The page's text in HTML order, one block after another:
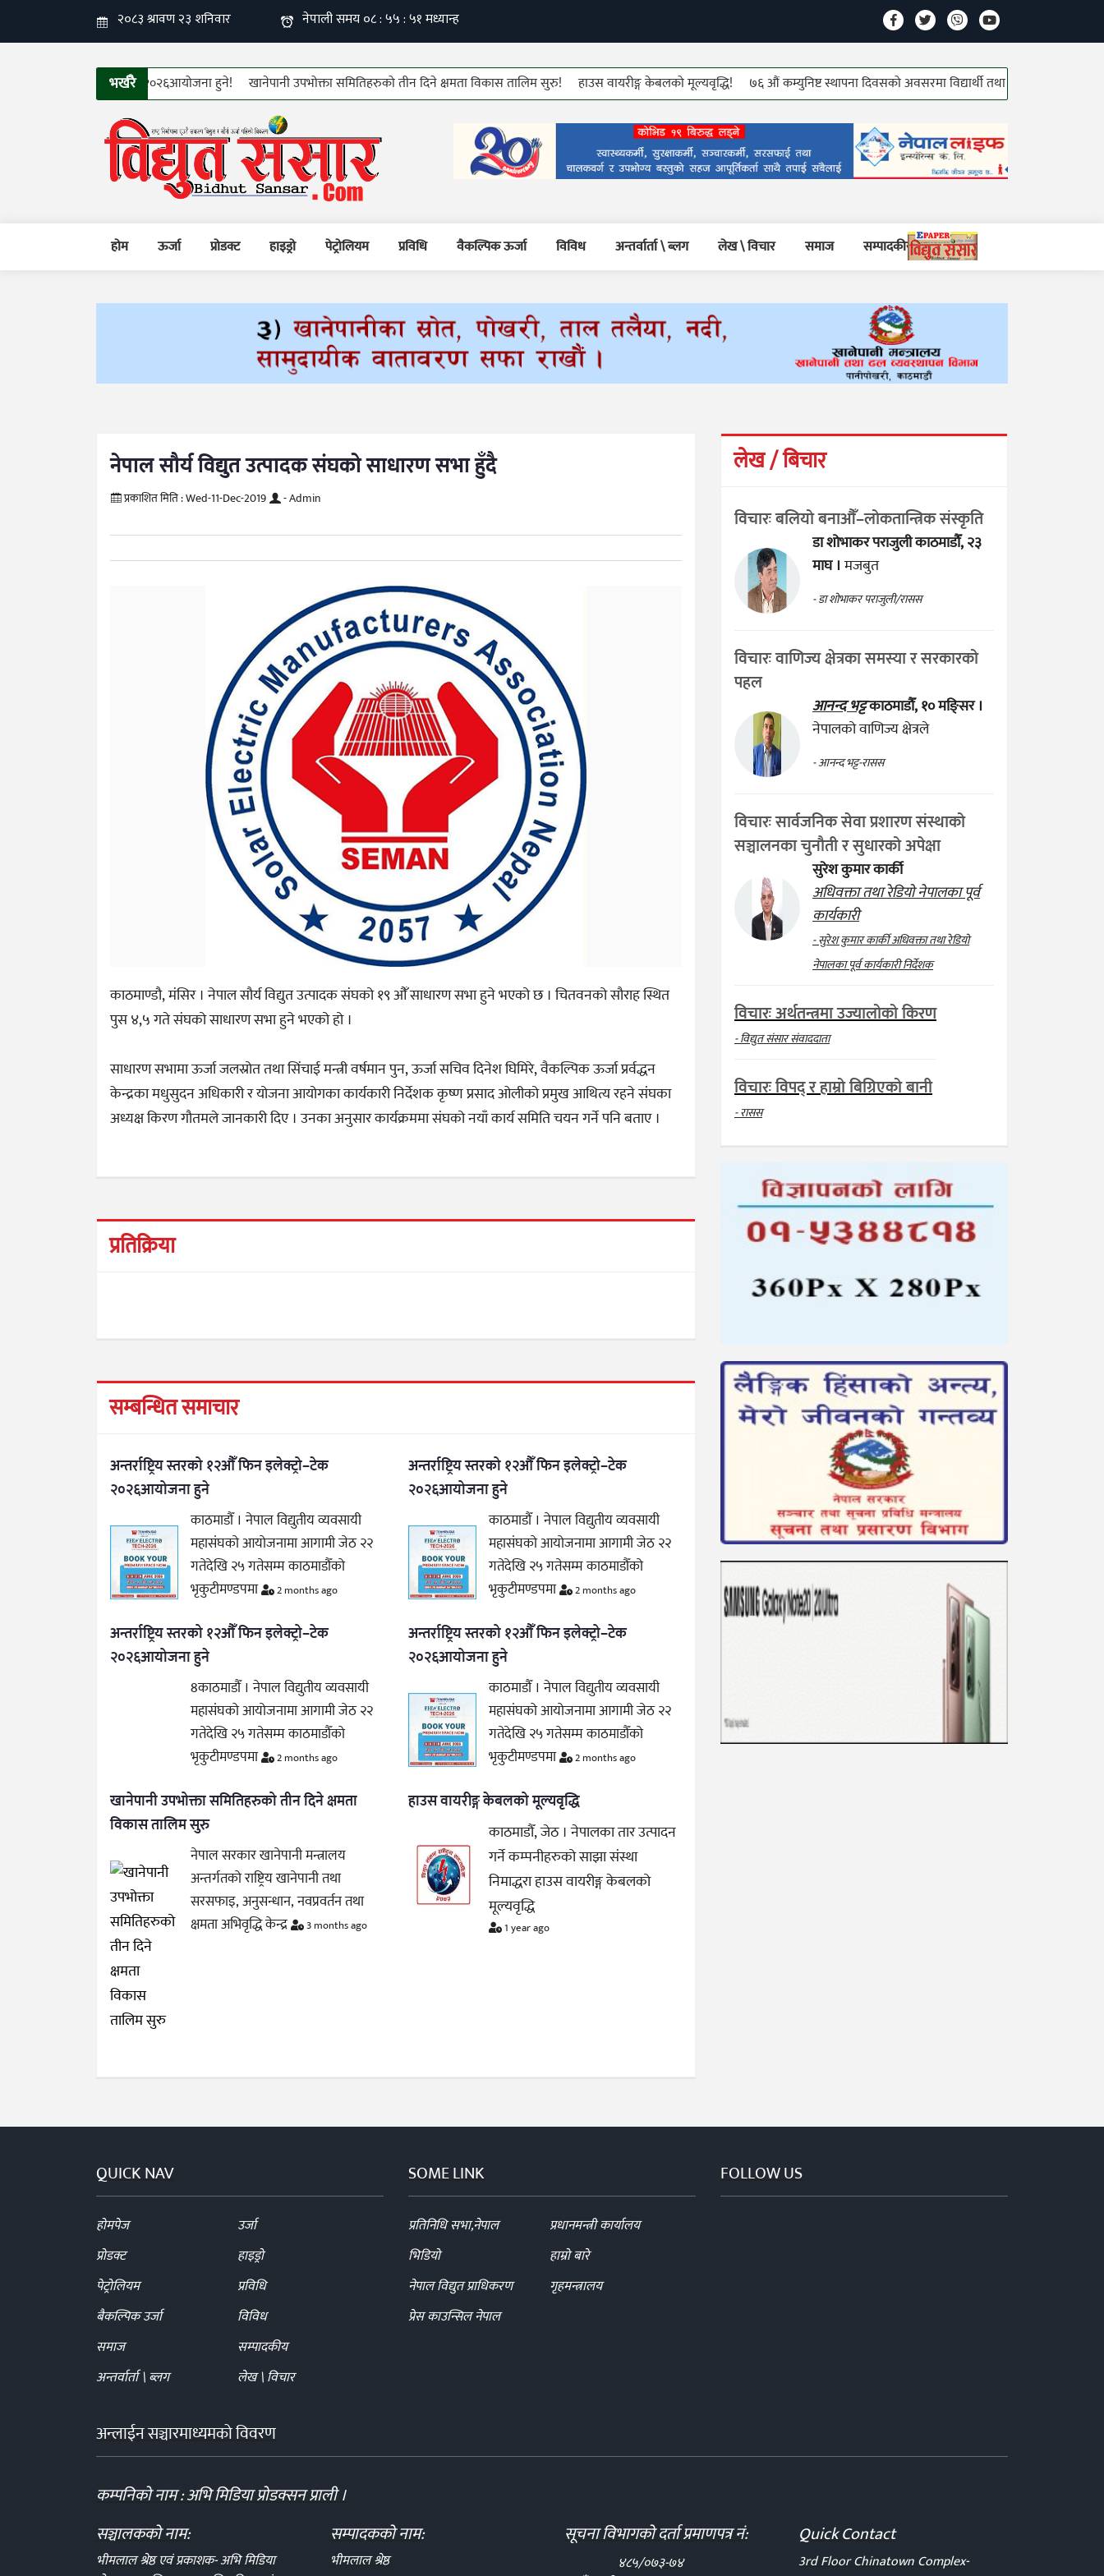
भर्खरै
१२औँ फिन इलेक्ट्रो–टेक २०२६आयोजना हुने! खानेपानी उपभोक्ता समितिहरुको तीन दिने क्षमता विकास तालिम सुरु! हाउस वायरीङ्ग केबलको मूल्यवृद्धि! ७६ औं कम्युनिष्ट स्थापना दिवसको अवसरमा विद्यार्थी तथा जेष्ठ कम्युनिष्ट योद्धाहरु
होम ऊर्जा प्रोडक्ट हाइड्रो पेट्रोलियम प्रविधि वैकल्पिक ऊर्जा विविध अन्तर्वार्ता \ ब्लग लेख \ विचार समाज सम्पादकीय
नेपाल सौर्य विद्युत उत्पादक संघको साधारण सभा हुँदै
प्रकाशित मिति :Wed-11-Dec-2019 - Admin
काठमाण्डौ, मंसिर । नेपाल सौर्य विद्युत उत्पादक संघको १९ औँ साधारण सभा हुने भएको छ । चितवनको सौराह स्थित
पुस ४,५ गते संघको साधारण सभा हुने भएको हो ।
साधारण सभामा ऊर्जा जलस्रोत तथा सिंचाई मन्त्री वर्षमान पुन, ऊर्जा सचिव दिनेश घिमिरे, वैकल्पिक ऊर्जा प्रर्वद्धन
केन्द्रका मधुसुदन अधिकारी र योजना आयोगका कार्यकारी निर्देशक कृष्ण प्रसाद ओलीको प्रमुख आथित्य रहने संघका
अध्यक्ष किरण गौतमले जानकारी दिए । उनका अनुसार कार्यक्रममा संघको नयाँ कार्य समिति चयन गर्ने पनि बताए ।
प्रतिक्रिया
सम्बन्धित समाचार
अन्तर्राष्ट्रिय स्तरको १२औँ फिन इलेक्ट्रो–टेक
२०२६आयोजना हुने
काठमाडौँ । नेपाल विद्युतीय व्यवसायी
महासंघको आयोजनामा आगामी जेठ २२
गतेदेखि २५ गतेसम्म काठमाडौँको
भृकुटीमण्डपमा
2 months ago
अन्तर्राष्ट्रिय स्तरको १२औँ फिन इलेक्ट्रो–टेक
२०२६आयोजना हुने
काठमाडौँ । नेपाल विद्युतीय व्यवसायी
महासंघको आयोजनामा आगामी जेठ २२
गतेदेखि २५ गतेसम्म काठमाडौँको
भृकुटीमण्डपमा
2 months ago
अन्तर्राष्ट्रिय स्तरको १२औँ फिन इलेक्ट्रो–टेक
२०२६आयोजना हुने
8काठमाडौँ । नेपाल विद्युतीय व्यवसायी
महासंघको आयोजनामा आगामी जेठ २२
गतेदेखि २५ गतेसम्म काठमाडौँको
भृकुटीमण्डपमा
2 months ago
अन्तर्राष्ट्रिय स्तरको १२औँ फिन इलेक्ट्रो–टेक
२०२६आयोजना हुने
काठमाडौँ । नेपाल विद्युतीय व्यवसायी
महासंघको आयोजनामा आगामी जेठ २२
गतेदेखि २५ गतेसम्म काठमाडौँको
भृकुटीमण्डपमा
2 months ago
खानेपानी उपभोक्ता समितिहरुको तीन दिने क्षमता
विकास तालिम सुरु
नेपाल सरकार खानेपानी मन्त्रालय
अन्तर्गतको राष्ट्रिय खानेपानी तथा
सरसफाइ, अनुसन्धान, नवप्रवर्तन तथा
क्षमता अभिवृद्धि केन्द्र
3 months ago
हाउस वायरीङ्ग केबलको मूल्यवृद्धि
काठमाडौँ, जेठ । नेपालका तार उत्पादन
गर्ने कम्पनीहरुको साझा संस्था
निमाद्धरा हाउस वायरीङ्ग केबलको
मूल्यवृद्धि
1 year ago
लेख / बिचार
विचारः बलियो बनाऔँ–लोकतान्त्रिक संस्कृति
डा शोभाकर पराजुलीकाठमाडौँ, २३
माघ ।मजबुत
- डा शोभाकर पराजुली/रासस
विचारः वाणिज्य क्षेत्रका समस्या र सरकारको
पहल
आनन्द भट्टकाठमाडौँ, १० मङ्सिर ।
नेपालको वाणिज्य क्षेत्रले
- आनन्द भट्ट-रासस
विचारः सार्वजनिक सेवा प्रशारण संस्थाको
सञ्चालनका चुनौती र सुधारको अपेक्षा
सुरेश कुमार कार्की
अधिवक्ता तथा रेडियो नेपालका पूर्व
कार्यकारी
- सुरेश कुमार कार्की अधिवक्ता तथा रेडियो
नेपालका पूर्व कार्यकारी निर्देशक
विचारः अर्थतन्त्रमा उज्यालोको किरण
- विद्युत संसार संवाददाता
विचारः विपद् र हाम्रो बिग्रिएको बानी
- रासस
QUICK NAV
होमपेज
उर्जा
प्रोडक्ट
हाइड्रो
पेट्रोलियम
प्रविधि
बैकल्पिक उर्जा
विविध
समाज
सम्पादकीय
अन्तर्वार्ता \ ब्लग
लेख \ विचार
SOME LINK
प्रतिनिधि सभा,नेपाल
प्रधानमन्त्री कार्यालय
भिडियो
हाम्रो बारे
नेपाल विद्युत प्राधिकरण
गृहमन्त्रालय
प्रेस काउन्सिल नेपाल
FOLLOW US
अन्लाईन सञ्चारमाध्यमको विवरण
कम्पनिको नाम : अभि मिडिया प्रोडक्सन प्राली ।
सञ्चालकको नाम:
भीमलाल श्रेष्ठ एवं प्रकाशक- अभि मिडिया
सम्पादकको नाम:
भीमलाल श्रेष्ठ
सूचना विभागको दर्ता प्रमाणपत्र नं:
४८५/०७३-७४
Quick Contact
3rd Floor Chinatown Complex-